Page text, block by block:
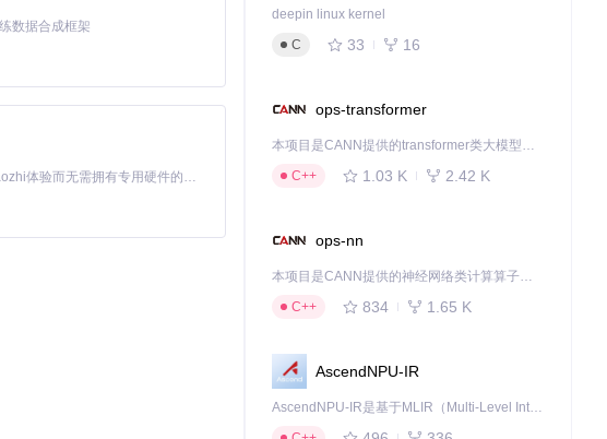
数据合成框架
基于Python的Xiaozhi AI，适用于想要完整Xiaozhi体验而无需拥有专用硬件的用户。
deepin linux kernel
C
33 16
ops-transformer
本项目是CANN提供的transformer类大模型算子库，实现网络在NPU上加速计算。
C++
1.03 K 2.42 K
ops-nn
本项目是CANN提供的神经网络类计算算子库，实现网络在NPU上加速计算。
C++
834 1.65 K
AscendNPU-IR
AscendNPU-IR是基于MLIR（Multi-Level Intermediate Representation）构建的，面向昇腾亲和算子编译时使用的中间表示，提供昇腾完备表达能力，通过编译优化提升昇腾AI处理器计算效率，支持通过生态框架使能昇腾AI处理器与深度调优